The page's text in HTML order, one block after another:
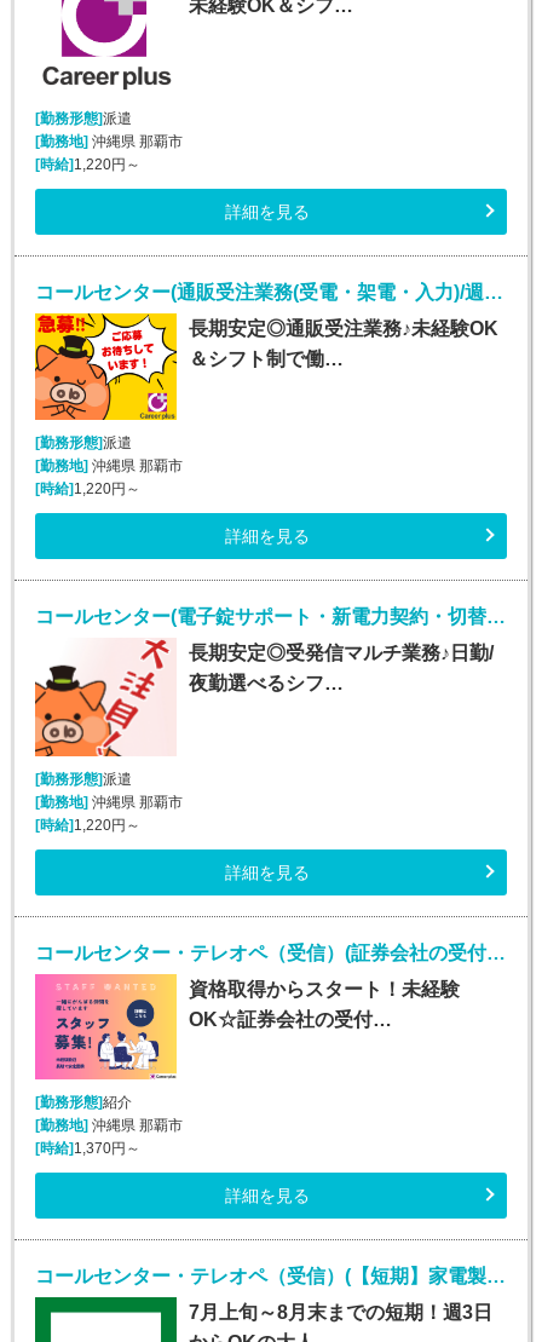
未経験OK＆シフ…
[勤務形態]派遣
[勤務地] 沖縄県 那覇市
[時給] 1,220円～
詳細を見る
コールセンター(通販受注業務(受電・架電・入力)/週5シフト制)
長期安定◎通販受注業務♪未経験OK
＆シフト制で働…
[勤務形態]派遣
[勤務地]沖縄県 那覇市
[時給]1,220円～
詳細を見る
コールセンター(電子錠サポート・新電力契約・切替事務業務/週5シフト制)
長期安定◎受発信マルチ業務♪日勤/
夜勤選べるシフ…
[勤務形態]派遣
[勤務地]沖縄県 那覇市
[時給]1,220円～
詳細を見る
コールセンター・テレオペ（受信）(証券会社の受付・事務スタッフ/6月9日入社)
資格取得からスタート！未経験
OK☆証券会社の受付…
[勤務形態]紹介
[勤務地] 沖縄県 那覇市
[時給] 1,370円～
詳細を見る
コールセンター・テレオペ（受信）(【短期】家電製品の訪問修理日程案内コールセンター受信)
7月上旬～8月末までの短期！週3日